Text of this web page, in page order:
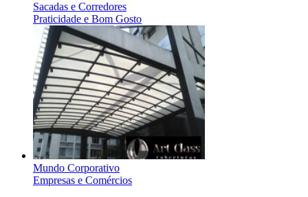
Sacadas e Corredores
Praticidade e Bom Gosto
Mundo Corporativo
Empresas e Comércios